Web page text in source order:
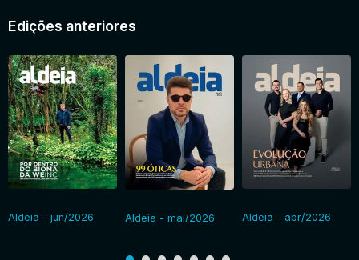
Edições anteriores
Aldeia - jun/2026 Aldeia - mai/2026 Aldeia - abr/2026